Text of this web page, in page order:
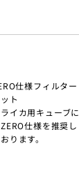
仕様フィルター
ト
イカ用キューブに
仕様を推奨し
ります。